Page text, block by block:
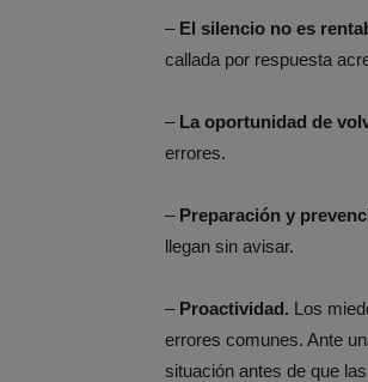
– El silencio no es
callada por respuesta
– La oportunidad de
errores.
– Preparación y
llegan sin avisar.
– Proactividad. Los
errores comunes. Ante
situación antes de que